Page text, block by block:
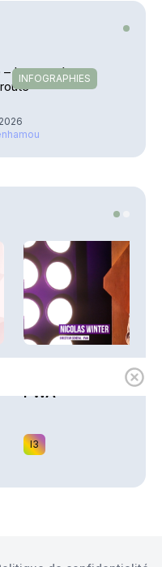
INFOGRAPHIES
– La montée en
PWA
I3